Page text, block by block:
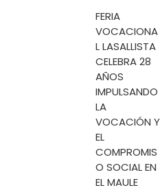
FERIA
VOCACIONA
L LASALLISTA
CELEBRA 28
AÑOS
IMPULSANDO
LA
VOCACIÓN Y
EL
COMPROMIS
O SOCIAL EN
EL MAULE